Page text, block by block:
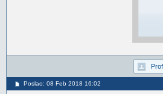
Poslao: 08 Feb 2018 16:02